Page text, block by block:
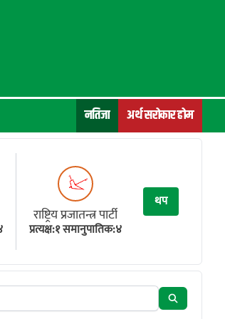
नतिजा अर्थ सरोकार होम
राष्ट्रिय प्रजातन्त्र पार्टी
प्रत्यक्ष:१ समानुपातिक:४
थप